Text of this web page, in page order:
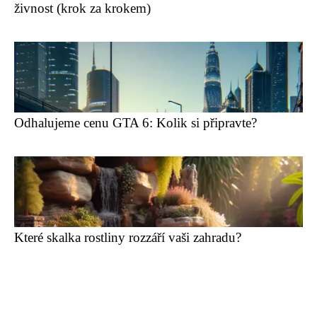
živnost (krok za krokem)
Odhalujeme cenu GTA 6: Kolik si připravte?
Které skalka rostliny rozzáří vaši zahradu?